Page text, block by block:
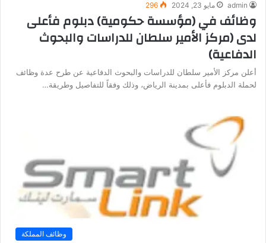
admin مايو 23, 2024 296
وظائف في (مؤسسة حكومية) دبلوم فأعلى
لدى (مركز الأمير سلطان للدراسات والبحوث
الدفاعية)
أعلن مركز الأمير سلطان للدراسات والبحوث الدفاعية عن طرح عدة وظائف
لحملة الدبلوم فأعلى بمدينة الرياض، وذلك وفقاً للتفاصيل وطريقة…
وظائف المملكة